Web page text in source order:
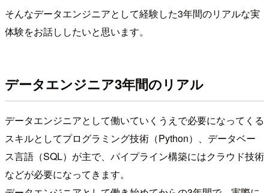
そんなデータエンジニアとして経験した3年間のリアルな実
体験をお話ししたいと思います。
データエンジニア3年間のリアル
データエンジニアとして働いていくうえで必要になってくる
スキルとしてプログラミング技術（Python）、データベー
ス言語（SQL）が主で、パイプライン構築にはクラウド技術
などが必要になってきます。